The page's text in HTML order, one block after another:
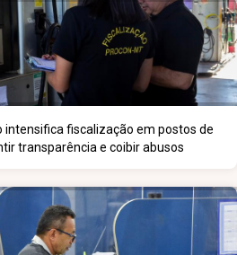
intensifica fiscalização em postos de
transparência e coibir abusos